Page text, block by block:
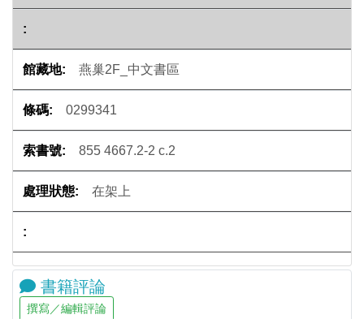
燕巢2F_中文書區
0299341
855 4667.2-2 c.2
在架上
書籍評論